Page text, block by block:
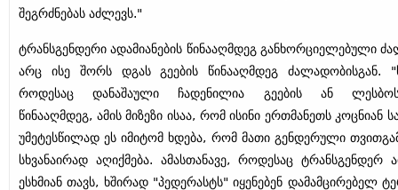
შეგრძნებას აძლევს."
ტრანსგენდერი ადამიანების წინააღმდეგ განხორციელებული
არც ისე შორს დგას გეების წინააღმდეგ ძალადობისგან.
როდესაც დანაშაული ჩადენილია გეების ან
წინააღმდეგ, ამის მიზეზი ისაა, რომ ისინი ერთმანეთს კოცნიან
უმეტესწილად ეს იმიტომ ხდება, რომ მათი გენდერული
სხვანაირად აღიქმება. ამასთანავე, როდესაც ტრანსგენდერ
ესხმიან თავს, ხშირად "პედერასტს" იყენებენ დამამცირებელ